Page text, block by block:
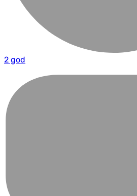
2 god